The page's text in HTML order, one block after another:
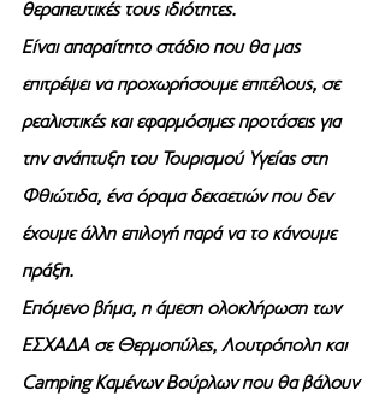
θεραπευτικές τους ιδιότητες.
Είναι απαραίτητο στάδιο που θα μας
επιτρέψει να προχωρήσουμε επιτέλους, σε
ρεαλιστικές και εφαρμόσιμες προτάσεις για
την ανάπτυξη του Τουρισμού Υγείας στη
Φθιώτιδα, ένα όραμα δεκαετιών που δεν
έχουμε άλλη επιλογή παρά να το κάνουμε
πράξη.
Επόμενο βήμα, η άμεση ολοκλήρωση των
ΕΣΧΑΔΑ σε Θερμοπύλες, Λουτρόπολη και
Camping Καμένων Βούρλων που θα βάλουν